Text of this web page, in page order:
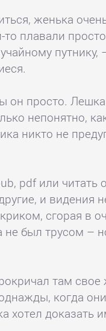
женька
то плавали
путнику,
он просто.
непонятно,
никто не
pdf или читать
и видения
сгорая в
был трусом –
там свое
когда
хотел доказать